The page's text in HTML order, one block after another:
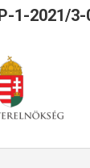
1-2021/3-